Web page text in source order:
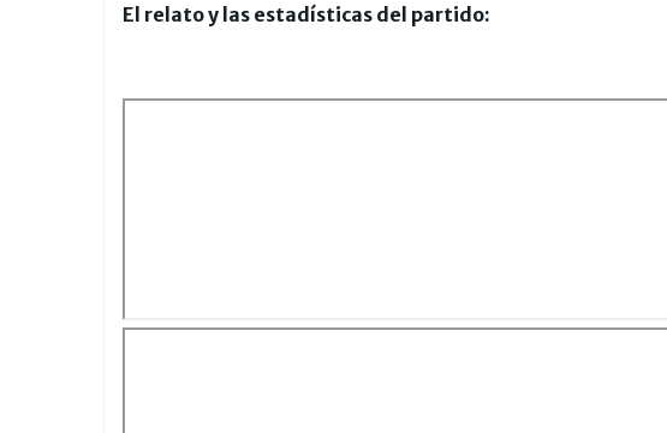
El relato y las estadísticas del partido: